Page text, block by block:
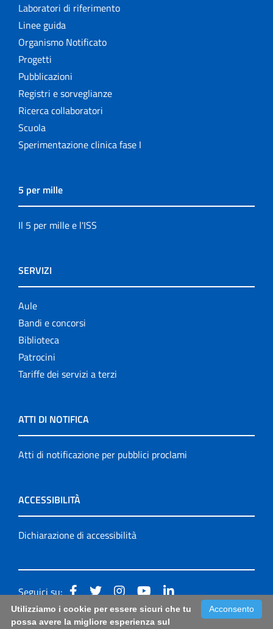
Laboratori di riferimento
Linee guida
Organismo Notificato
Progetti
Pubblicazioni
Registri e sorveglianze
Ricerca collaboratori
Scuola
Sperimentazione clinica fase I
5 per mille
Il 5 per mille e l'ISS
SERVIZI
Aule
Bandi e concorsi
Biblioteca
Patrocini
Tariffe dei servizi a terzi
ATTI DI NOTIFICA
Atti di notificazione per pubblici proclami
ACCESSIBILITÀ
Dichiarazione di accessibilità
Seguici su:
Accessibilità: form di segnalazione di prima istanza per
Acconsento
Utilizziamo i cookie per essere sicuri che tu
possa avere la migliore esperienza sul